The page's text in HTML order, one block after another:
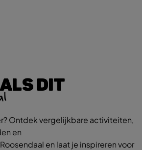
DIT
Ontdek vergelijkbare activiteiten,
en
en laat je inspireren voor